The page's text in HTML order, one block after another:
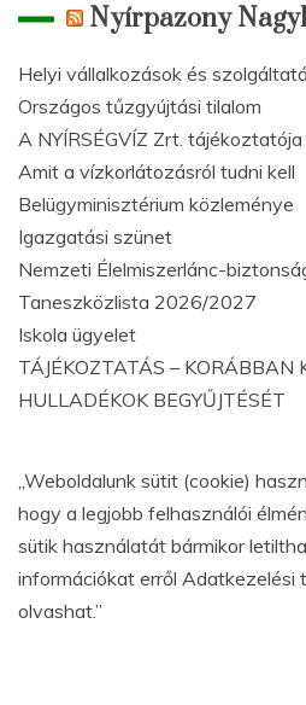
Nyírpazony
Helyi vállalkozások és
Országos tűzgyújtási tilalom
A NYÍRSÉGVÍZ Zrt. tájékoztatója
Amit a vízkorlátozásról tudni kell
Belügyminisztérium közleménye
Igazgatási szünet
Nemzeti Élelmiszerlánc-
Taneszközlista 2026/2027
Iskola ügyelet
TÁJÉKOZTATÁS – KORÁBBAN
HULLADÉKOK BEGYŰJTÉSÉT
„Weboldalunk sütit (cookie)
hogy a legjobb felhasználói
sütik használatát bármikor
információkat erről Adatkezelési
olvashat.”